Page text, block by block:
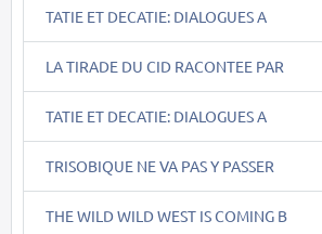
TATIE ET DECATIE: DIALOGUES A
LA TIRADE DU CID RACONTEE PAR
TATIE ET DECATIE: DIALOGUES A
TRISOBIQUE NE VA PAS Y PASSER
THE WILD WILD WEST IS COMING B